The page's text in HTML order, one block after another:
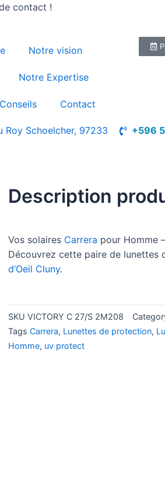
contact !
Notre vision
Notre Expertise
Conseils Contact
Roy Schoelcher, 97233 +596
Description
Vos solaires Carrera pour Homme –
Découvrez cette paire de lunettes
d’Oeil Cluny.
SKU VICTORY C 27/S 2M208
Tags Carrera, Lunettes de protection,
Homme, uv protect